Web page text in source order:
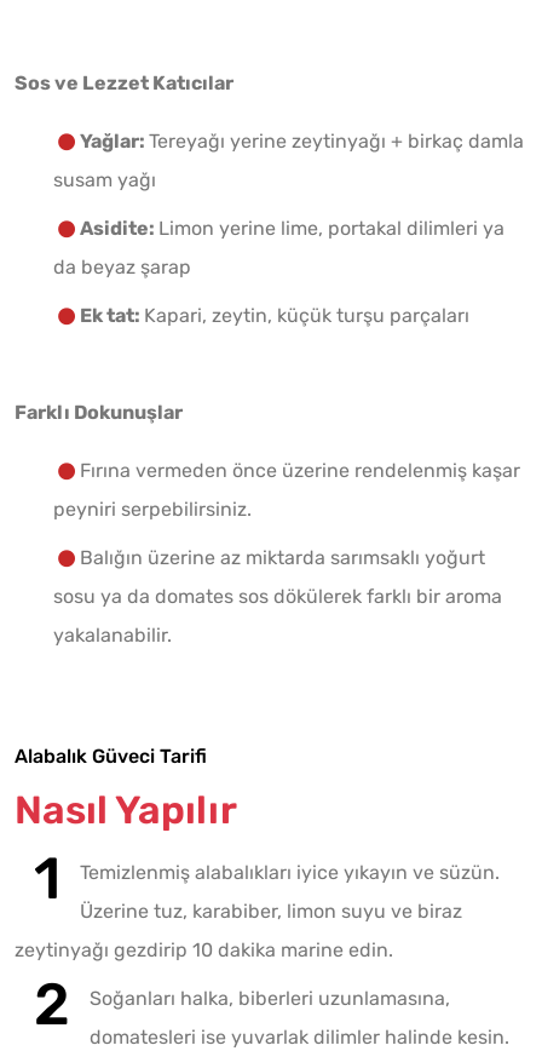
Sos ve Lezzet Katıcılar
Yağlar: Tereyağı yerine zeytinyağı + birkaç damla
susam yağı
Asidite: Limon yerine lime, portakal dilimleri ya
da beyaz şarap
Ek tat: Kapari, zeytin, küçük turşu parçaları
Farklı Dokunuşlar
Fırına vermeden önce üzerine rendelenmiş kaşar
peyniri serpebilirsiniz.
Balığın üzerine az miktarda sarımsaklı yoğurt
sosu ya da domates sos dökülerek farklı bir aroma
yakalanabilir.
Alabalık Güveci Tarifi
Nasıl Yapılır
Temizlenmiş alabalıkları iyice yıkayın ve süzün.
Üzerine tuz, karabiber, limon suyu ve biraz
zeytinyağı gezdirip 10 dakika marine edin.
Soğanları halka, biberleri uzunlamasına,
domatesleri ise yuvarlak dilimler halinde kesin.